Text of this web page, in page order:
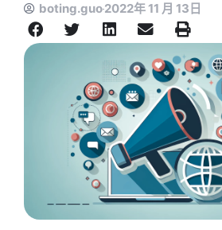
boting.guo2022年 11 月 13日